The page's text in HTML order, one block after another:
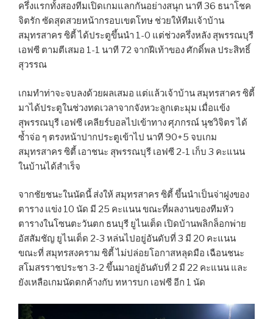
ครึ่งแรกทั้งสองทีมเปิดเกมแลกกันอย่างสนุก นาที 36 ธนาโชค
จิตรัก ซัดสุดสวยหน้ากรอบเขตโทษ ช่วยให้ทีมเจ้าบ้าน
สมุทรสาคร ซิตี้ ได้ประตูขึ้นนำ 1-0 แต่ช่วงครึ่งหลัง สุพรรณบุรี
เอฟซี ตามตีเสมอ 1-1 นาที 72 จากฝีเท้าของ ศักดิ์พล ประสิทธิ์
สุวรรณ
เกมทำท่าจะจบลงด้วยผลเสมอ แต่แล้วเจ้าบ้าน สมุทรสาคร ซิตี้
มาได้ประตูในช่วงทดเวลาจากจังหวะลูกเตะมุม เมื่อแข้ง
สุพรรณบุรี เอฟซี เคลียร์บอลไปเข้าทาง ศุภกรณ์ นุชวิจิตร ได้
ซ้ำจ่อ ๆ ตรงหน้าปากประตูเข้าไป นาที 90+5 จบเกม
สมุทรสาคร ซิตี้ เอาชนะ สุพรรณบุรี เอฟซี 2-1 เก็บ 3 คะแนน
ในบ้านได้สำเร็จ
จากชัยชนะในนัดนี้ ส่งให้ สมุทรสาคร ซิตี้ ขึ้นนำเป็นจ่าฝูงของ
ตาราง แข่ง 10 นัด มี 25 คะแนน ขณะที่ผลงานของทีมหัว
ตารางในโซนตะวันตก ธนบุรี ยูไนเต็ด เปิดบ้านพลิกล็อกพ่าย
อัสสัมชัญ ยูไนเต็ด 2-3 หล่นไปอยู่อันดับที่ 3 มี 20 คะแนน
ขณะที่ สมุทรสงคราม ซิตี้ ไม่ปล่อยโอกาสหลุดมือ เฉือนชนะ
สโมสรราชประชา 3-2 ขึ้นมาอยู่อันดับที่ 2 มี 22 คะแนน และ
ยังเหลือเกมนัดตกค้างกับ ทหารบก เอฟซี อีก 1 นัด